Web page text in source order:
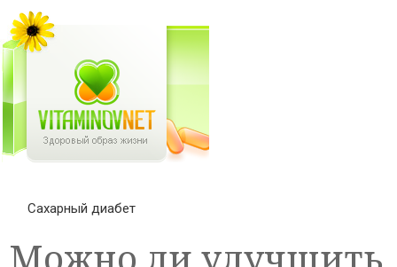
Сахарный диабет